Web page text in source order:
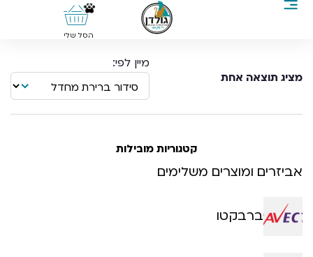
0
הסל שלי
מציג תוצאה אחת
קטגוריות מובילות
אביזרים ומוצרים משלימים
ברבקטו